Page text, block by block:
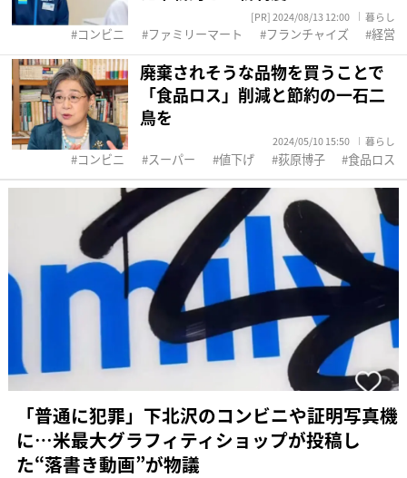
[PR] 2024/08/13 12:00 暮らし
コンビニ ファミリーマート フランチャイズ 経営
廃棄されそうな品物を買うことで
「食品ロス」削減と節約の一石二
鳥を
2024/05/10 15:50 暮らし
コンビニ スーパー 値下げ 荻原博子 食品ロス
「普通に犯罪」下北沢のコンビニや証明写真機
に…米最大グラフィティショップが投稿し
た“落書き動画”が物議